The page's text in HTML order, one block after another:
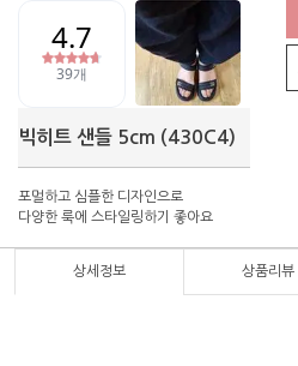
빅히트 샌들 5cm (430C4)
포멀하고 심플한 디자인으로
다양한 룩에 스타일링하기 좋아요
상세정보 상품리뷰